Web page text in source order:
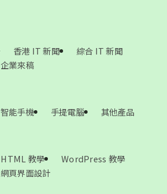
香港 IT 新聞
綜合 IT 新聞
企業來稿
智能手機 手提電腦 其他產品
HTML 教學
WordPress 教學
網頁界面設計